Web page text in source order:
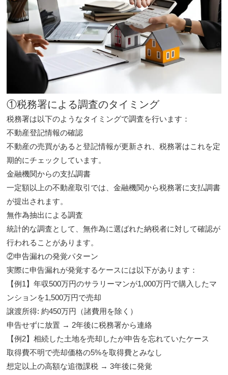
①税務署による調査のタイミング
税務署は以下のようなタイミングで調査を行います：
不動産登記情報の確認
不動産の売買があると登記情報が更新され、税務署はこれを定
期的にチェックしています。
金融機関からの支払調書
一定額以上の不動産取引では、金融機関から税務署に支払調書
が提出されます。
無作為抽出による調査
統計的な調査として、無作為に選ばれた納税者に対して確認が
行われることがあります。
②申告漏れの発覚パターン
実際に申告漏れが発覚するケースには以下があります：
【例1】年収500万円のサラリーマンが1,000万円で購入したマ
ンションを1,500万円で売却
譲渡所得: 約450万円（諸費用を除く）
申告せずに放置 → 2年後に税務署から連絡
【例2】相続した土地を売却したが申告を忘れていたケース
取得費不明で売却価格の5%を取得費とみなし
想定以上の高額な追徴課税 → 3年後に発覚